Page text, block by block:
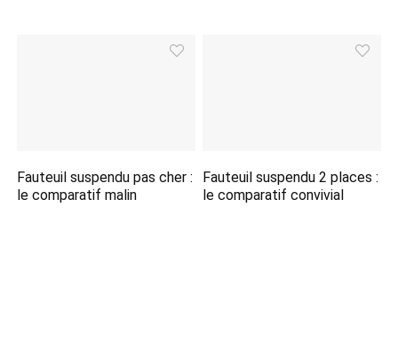
Fauteuil suspendu pas cher :
le comparatif malin
Fauteuil suspendu 2 places :
le comparatif convivial